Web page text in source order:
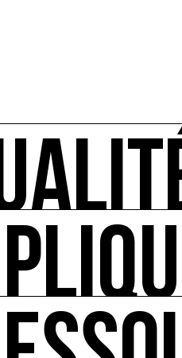
et internationale des
guides et outils pour